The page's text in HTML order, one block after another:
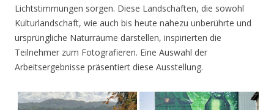
Lichtstimmungen sorgen. Diese Landschaften, die sowohl
Kulturlandschaft, wie auch bis heute nahezu unberührte und
ursprüngliche Naturräume darstellen, inspirierten die
Teilnehmer zum Fotografieren. Eine Auswahl der
Arbeitsergebnisse präsentiert diese Ausstellung.